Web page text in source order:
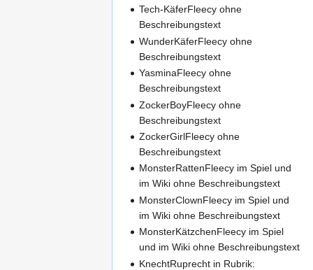
Tech-KäferFleecy ohne
Beschreibungstext
WunderKäferFleecy ohne
Beschreibungstext
YasminaFleecy ohne
Beschreibungstext
ZockerBoyFleecy ohne
Beschreibungstext
ZockerGirlFleecy ohne
Beschreibungstext
MonsterRattenFleecy im Spiel und
im Wiki ohne Beschreibungstext
MonsterClownFleecy im Spiel und
im Wiki ohne Beschreibungstext
MonsterKätzchenFleecy im Spiel
und im Wiki ohne Beschreibungstext
KnechtRuprecht in Rubrik: